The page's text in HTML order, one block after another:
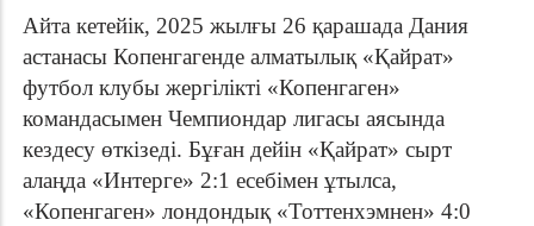
Айта кетейік, 2025 жылғы 26 қарашада Дания
астанасы Копенгагенде алматылық «Қайрат»
футбол клубы жергілікті «Копенгаген»
командасымен Чемпиондар лигасы аясында
кездесу өткізеді. Бұған дейін «Қайрат» сырт
алаңда «Интерге» 2:1 есебімен ұтылса,
«Копенгаген» лондондық «Тоттенхэмнен» 4:0